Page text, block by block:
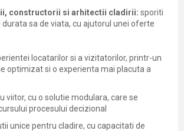
constructorii si arhitectii cladirii: sporiti
durata sa de viata, cu ajutorul unei oferte
locatarilor si a vizitatorilor, printr-un
optimizat si o experienta mai placuta a
viitor, cu o solutie modulara, care se
procesului decizional
unice pentru cladire, cu capacitati de